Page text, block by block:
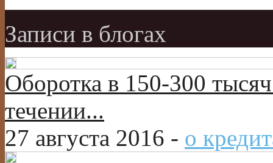
Записи в блогах
Оборотка в 150-300
течении...
27 августа 2016 - о